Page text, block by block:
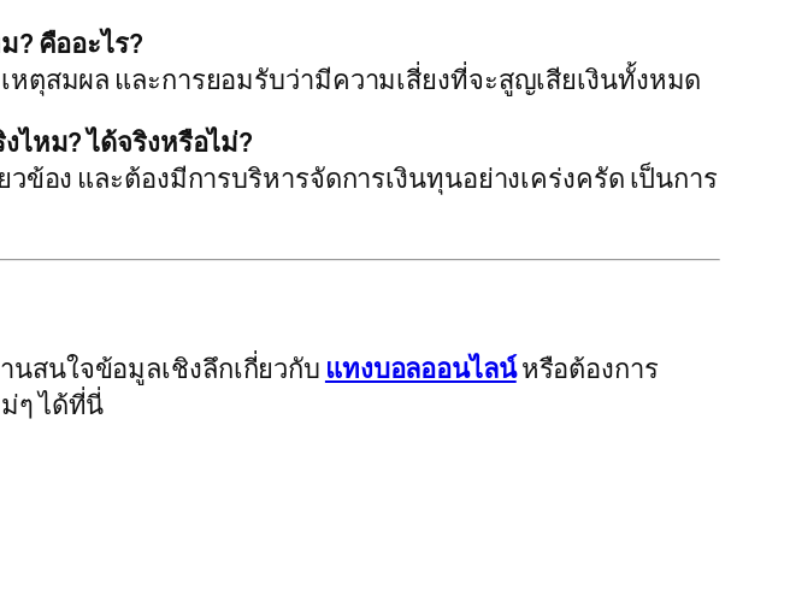
? คืออะไร?
หตุสมผล และการยอมรับว่ามีความเสี่ยงที่จะสูญเสียเงินทั้งหมด
ไหม? ได้จริงหรือไม่?
ข้อง และต้องมีการบริหารจัดการเงินทุนอย่างเคร่งครัด เป็นการ
สนใจข้อมูลเชิงลึกเกี่ยวกับ แทงบอลออนไลน์หรือต้องการ
ๆ ได้ที่นี่